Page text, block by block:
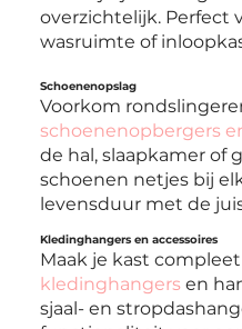
overzichtelijk. Perfect
wasruimte of
Schoenenopslag
Voorkom
schoenenopbergers
de hal, slaapkamer of
schoenen netjes bij
levensduur met de
Kledinghangers en accessoires
Maak je kast
kledinghangersen
sjaal- en